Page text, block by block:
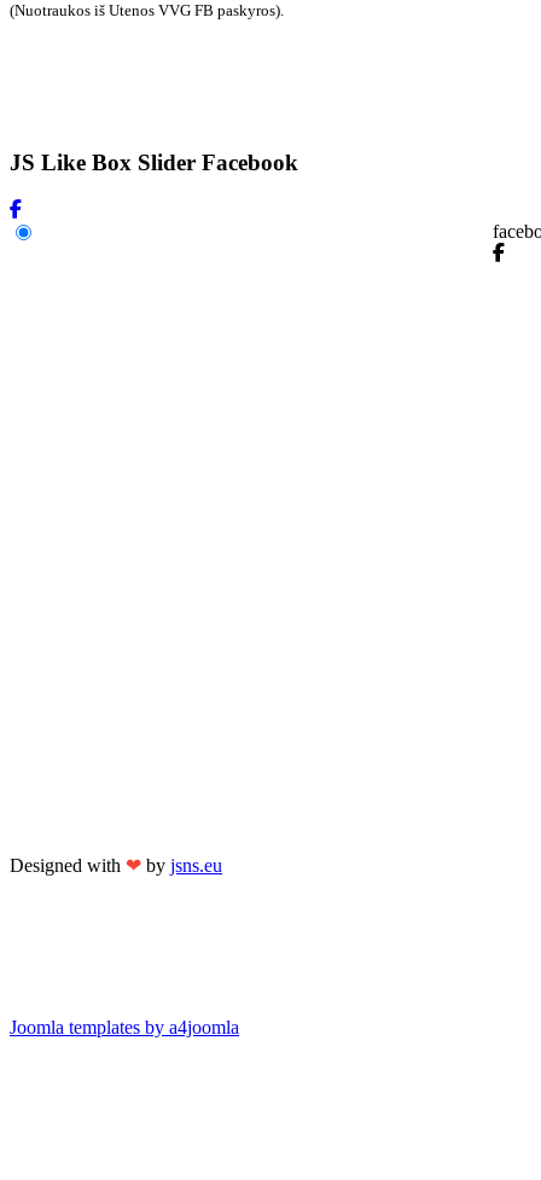
(Nuotraukos iš Utenos VVG FB paskyros).
JS Like Box Slider Facebook
Designed with ❤ by jsns.eu
Joomla templates by a4joomla